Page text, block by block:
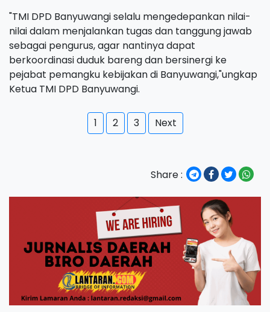
"TMI DPD Banyuwangi selalu mengedepankan nilai-
nilai dalam menjalankan tugas dan tanggung jawab
sebagai pengurus, agar nantinya dapat
berkoordinasi duduk bareng dan bersinergi ke
pejabat pemangku kebijakan di Banyuwangi,"ungkap
Ketua TMI DPD Banyuwangi.
1 2 3 Next
Share :